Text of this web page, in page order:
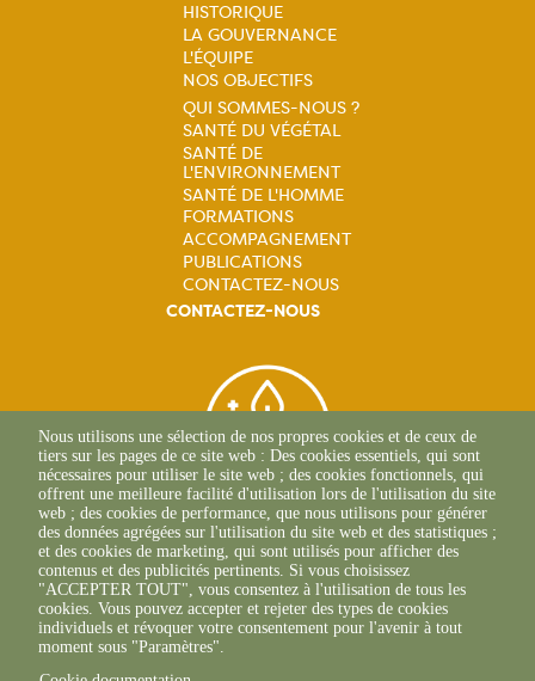
Navigation
principale
HISTORIQUE
LA GOUVERNANCE
L'ÉQUIPE
NOS OBJECTIFS
Navigation
principale
QUI SOMMES-NOUS ?
SANTÉ DU VÉGÉTAL
SANTÉ DE
L'ENVIRONNEMENT
SANTÉ DE L'HOMME
FORMATIONS
ACCOMPAGNEMENT
PUBLICATIONS
CONTACTEZ-NOUS
CONTACTEZ-NOUS
BEAUNE
03 80 25 95 45
ECOLE-VALENTIN
03 81 47 79 20
Nous utilisons une sélection de nos propres cookies et de ceux de
tiers sur les pages de ce site web : Des cookies essentiels, qui sont
nécessaires pour utiliser le site web ; des cookies fonctionnels, qui
offrent une meilleure facilité d'utilisation lors de l'utilisation du site
web ; des cookies de performance, que nous utilisons pour générer
des données agrégées sur l'utilisation du site web et des statistiques ;
et des cookies de marketing, qui sont utilisés pour afficher des
contenus et des publicités pertinents. Si vous choisissez
"ACCEPTER TOUT", vous consentez à l'utilisation de tous les
cookies. Vous pouvez accepter et rejeter des types de cookies
individuels et révoquer votre consentement pour l'avenir à tout
moment sous "Paramètres".